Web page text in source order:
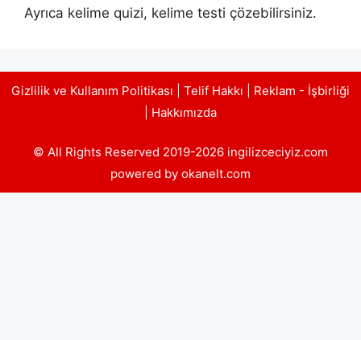
Ayrıca kelime quizi, kelime testi çözebilirsiniz.
Gizlilik ve Kullanım Politikası Telif Hakkı
Reklam - İşbirliği
Hakkımızda
© All Rights Reserved 2019-2026 ingilizceciyiz.com
powered by okanelt.com